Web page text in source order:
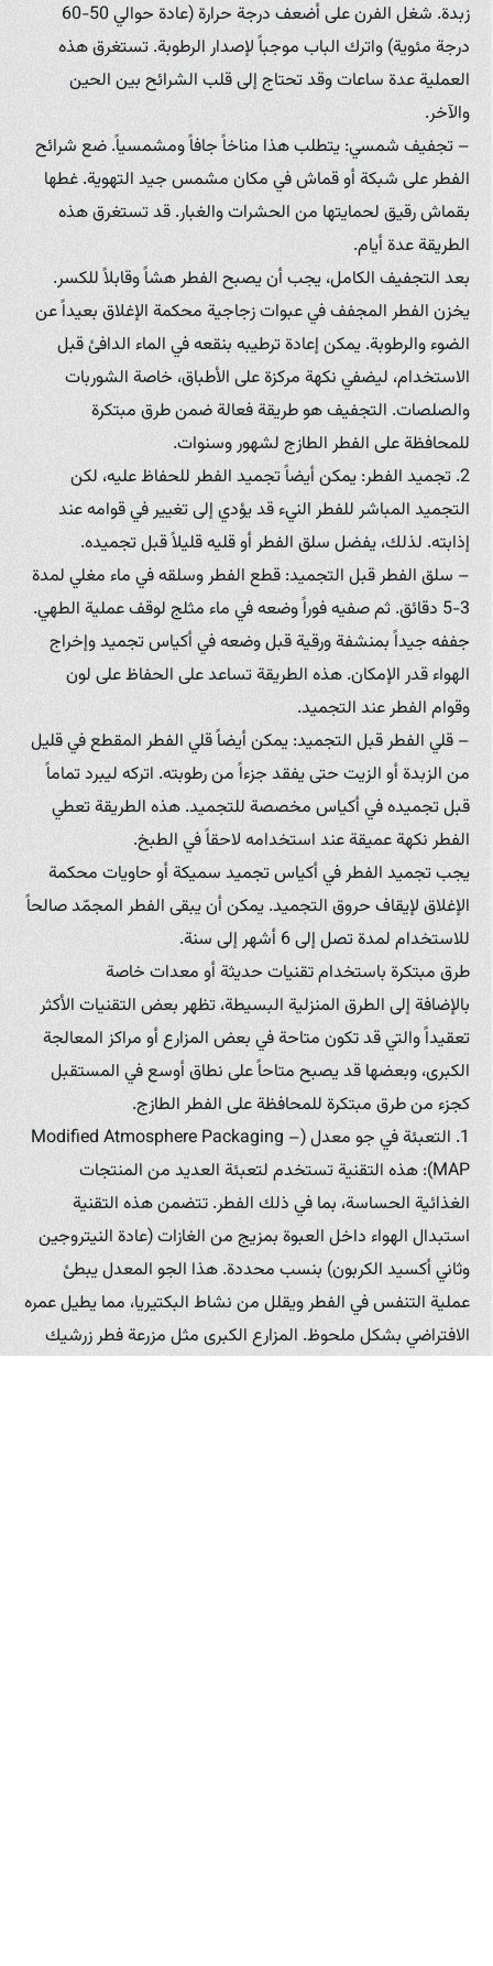
زبدة. شغل الفرن على أضعف درجة حرارة (عادة حوالي 50-60
درجة مئوية) واترك الباب موجباً لإصدار الرطوبة. تستغرق هذه
العملية عدة ساعات وقد تحتاج إلى قلب الشرائح بين الحين
والآخر.
– تجفيف شمسي: يتطلب هذا مناخاً جافاً ومشمسياً. ضع شرائح
الفطر على شبكة أو قماش في مكان مشمس جيد التهوية. غطها
بقماش رقيق لحمايتها من الحشرات والغبار. قد تستغرق هذه
الطريقة عدة أيام.
بعد التجفيف الكامل، يجب أن يصبح الفطر هشاً وقابلاً للكسر.
يخزن الفطر المجفف في عبوات زجاجية محكمة الإغلاق بعيداً عن
الضوء والرطوبة. يمكن إعادة ترطيبه بنقعه في الماء الدافئ قبل
الاستخدام، ليضفي نكهة مركزة على الأطباق، خاصة الشوربات
والصلصات. التجفيف هو طريقة فعالة ضمن طرق مبتكرة
للمحافظة على الفطر الطازج لشهور وسنوات.
2. تجميد الفطر: يمكن أيضاً تجميد الفطر للحفاظ عليه، لكن
التجميد المباشر للفطر النيء قد يؤدي إلى تغيير في قوامه عند
إذابته. لذلك، يفضل سلق الفطر أو قليه قليلاً قبل تجميده.
– سلق الفطر قبل التجميد: قطع الفطر وسلقه في ماء مغلي لمدة
3-5 دقائق. ثم صفيه فوراً وضعه في ماء مثلج لوقف عملية الطهي.
جففه جيداً بمنشفة ورقية قبل وضعه في أكياس تجميد وإخراج
الهواء قدر الإمكان. هذه الطريقة تساعد على الحفاظ على لون
وقوام الفطر عند التجميد.
– قلي الفطر قبل التجميد: يمكن أيضاً قلي الفطر المقطع في قليل
من الزبدة أو الزيت حتى يفقد جزءاً من رطوبته. اتركه ليبرد تماماً
قبل تجميده في أكياس مخصصة للتجميد. هذه الطريقة تعطي
الفطر نكهة عميقة عند استخدامه لاحقاً في الطبخ.
يجب تجميد الفطر في أكياس تجميد سميكة أو حاويات محكمة
الإغلاق لإيقاف حروق التجميد. يمكن أن يبقى الفطر المجمّد صالحاً
للاستخدام لمدة تصل إلى 6 أشهر إلى سنة.
طرق مبتكرة باستخدام تقنيات حديثة أو معدات خاصة
بالإضافة إلى الطرق المنزلية البسيطة، تظهر بعض التقنيات الأكثر
تعقيداً والتي قد تكون متاحة في بعض المزارع أو مراكز المعالجة
الكبرى، وبعضها قد يصبح متاحاً على نطاق أوسع في المستقبل
كجزء من طرق مبتكرة للمحافظة على الفطر الطازج.
1. التعبئة في جو معدل (Modified Atmosphere Packaging –
MAP): هذه التقنية تستخدم لتعبئة العديد من المنتجات
الغذائية الحساسة، بما في ذلك الفطر. تتضمن هذه التقنية
استبدال الهواء داخل العبوة بمزيج من الغازات (عادة النيتروجين
وثاني أكسيد الكربون) بنسب محددة. هذا الجو المعدل يبطئ
عملية التنفس في الفطر ويقلل من نشاط البكتيريا، مما يطيل عمره
الافتراضي بشكل ملحوظ. المزارع الكبرى مثل مزرعة فطر زرشيك